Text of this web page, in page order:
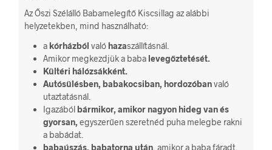
Az Őszi Szélálló Babamelegítő Kiscsillag az alábbi
helyzetekben, mind használható:
a kórházból való hazaszállításnál.
Amikor megkezdjük a baba levegőztetését.
Kültéri hálózsákként.
Autósülésben, babakocsiban, hordozóbanvaló
utaztatásnál.
Igazából bármikor, amikor nagyon hideg van és
gyorsan, egyszerűen szeretnéd puha melegbe rakni
a babádat.
babaúszás, babatorna után, amikor a baba fáradt,